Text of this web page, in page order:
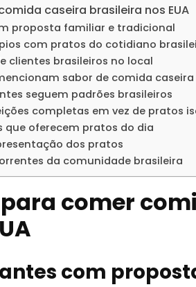
caseira brasileira nos EUA
proposta familiar e tradicional
com pratos do cotidiano
clientes brasileiros no local
sabor de comida caseira
seguem padrões brasileiros
completas em vez de pratos
que oferecem pratos do dia
dos pratos
da comunidade brasileira
comer
com